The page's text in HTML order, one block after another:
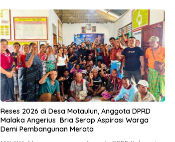
Reses 2026 di Desa Motaulun, Anggota DPRD
Malaka Angerius Bria Serap Aspirasi Warga
Demi Pembangunan Merata